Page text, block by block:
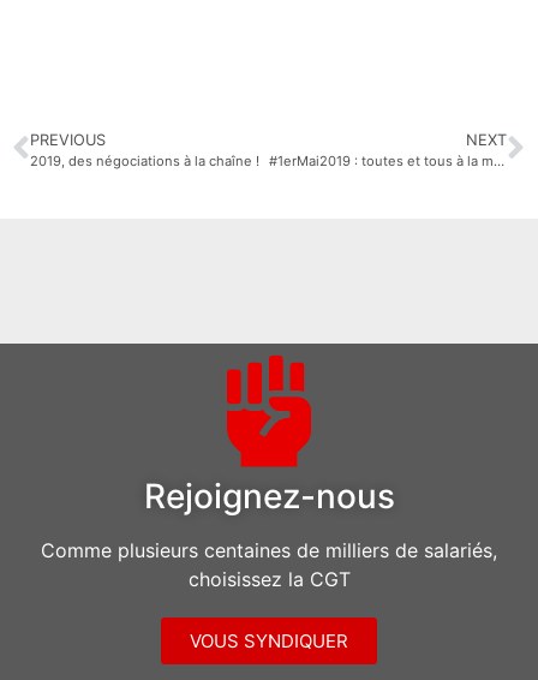
PREVIOUS
2019, des négociations à la chaîne !
NEXT
#1erMai2019 : toutes et tous à la manifestation
Rejoignez-nous
Comme plusieurs centaines de milliers de salariés,
choisissez la CGT
VOUS SYNDIQUER